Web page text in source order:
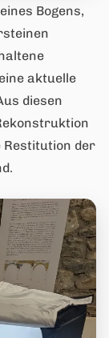
Bogens,
aktuelle
diesen
Restitution der